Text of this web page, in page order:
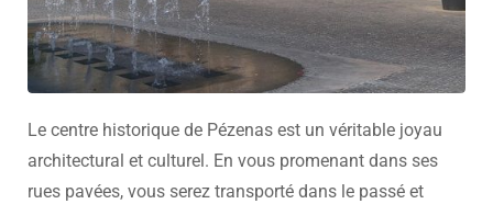
Le centre historique de Pézenas est un véritable joyau
architectural et culturel. En vous promenant dans ses
rues pavées, vous serez transporté dans le passé et